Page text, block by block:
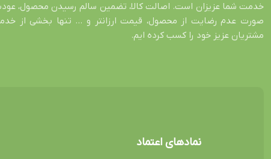
صورت عدم رضایت از محصول، قیمت ارزانتر و … تنها بخشی از
مشتریان عزیز خود را کسب کرده ایم.
نمادهای اعتماد